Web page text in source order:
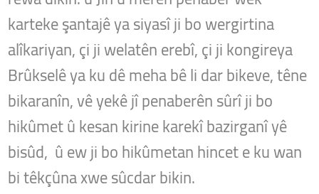
karteke şantajê ya siyasî ji bo wergirtina
alîkariyan, çi ji welatên erebî, çi ji kongireya
Brûkselê ya ku dê meha bê li dar bikeve, têne
bikaranîn, vê yekê jî penaberên sûrî ji bo
hikûmet û kesan kirine karekî bazirganî yê
bisûd, û ew ji bo hikûmetan hincet e ku wan
bi têkçûna xwe sûcdar bikin.